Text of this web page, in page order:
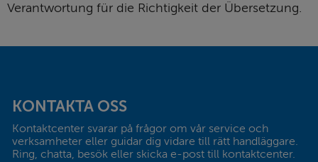
Verantwortung für die Richtigkeit der Übersetzung.
KONTAKTA OSS
Kontaktcenter svarar på frågor om vår service och
verksamheter eller guidar dig vidare till rätt handläggare.
Ring, chatta, besök eller skicka e-post till kontaktcenter.